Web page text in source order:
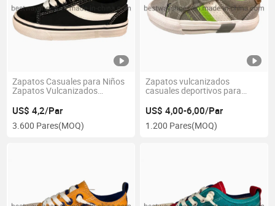
Zapatos Casuales para Niños
Zapatos Vulcanizados
para Niños Zapatos
Deportivos
US$ 4,2/Par
3.600 Pares(MOQ)
Zapatos vulcanizados
casuales deportivos para
cinta mágica
US$ 4,00-6,00/Par
1.200 Pares(MOQ)